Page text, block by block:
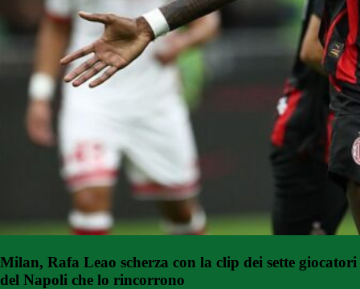
Milan, Rafa Leao scherza con la clip dei sette giocatori
del Napoli che lo rincorrono